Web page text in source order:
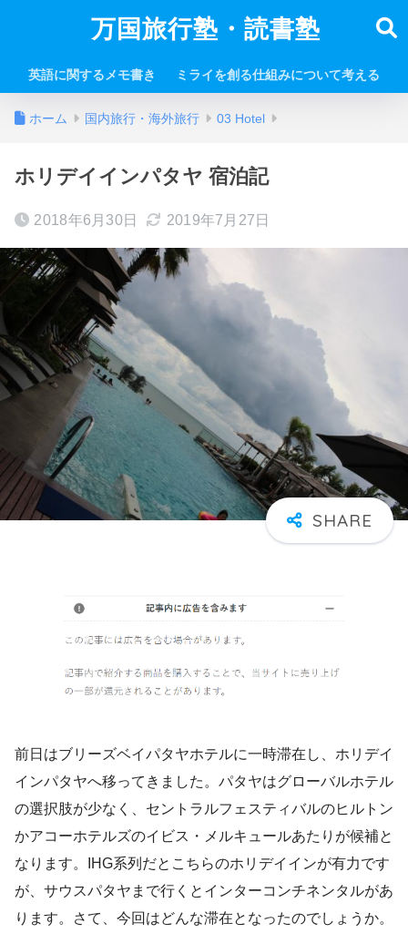
万国旅行塾・読書塾
英語に関するメモ書き ミライを創る仕組みについて考える
ホーム 国内旅行・海外旅行 03 Hotel
ホリデイインパタヤ 宿泊記
2018年6月30日 2019年7月27日
前日はブリーズベイパタヤホテルに一時滞在し、ホリデイ
インパタヤへ移ってきました。パタヤはグローバルホテル
の選択肢が少なく、セントラルフェスティバルのヒルトン
かアコーホテルズのイビス・メルキュールあたりが候補と
なります。IHG系列だとこちらのホリデイインが有力です
が、サウスパタヤまで行くとインターコンチネンタルがあ
ります。さて、今回はどんな滞在となったのでしょうか。